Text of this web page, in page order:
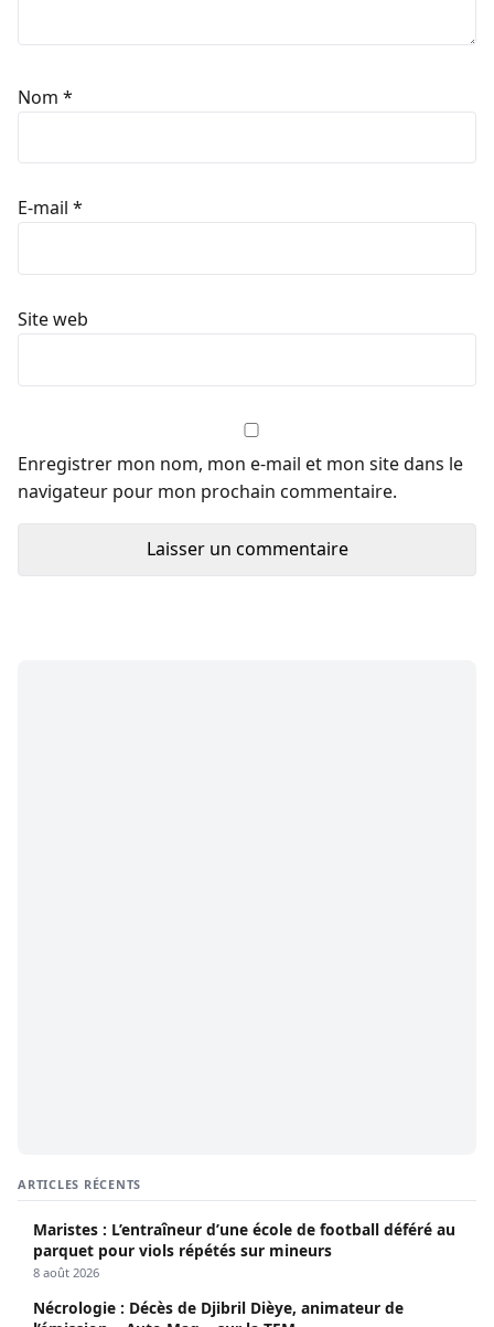
Nom *
E-mail *
Site web
Enregistrer mon nom, mon e-mail et mon site dans le
navigateur pour mon prochain commentaire.
ARTICLES RÉCENTS
Maristes : L’entraîneur d’une école de football déféré au
parquet pour viols répétés sur mineurs
8 août 2026
Nécrologie : Décès de Djibril Dièye, animateur de